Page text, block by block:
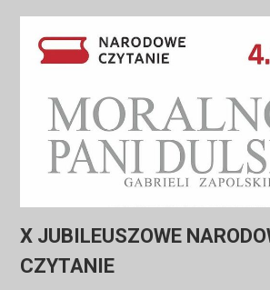
X JUBILEUSZOWE
CZYTANIE